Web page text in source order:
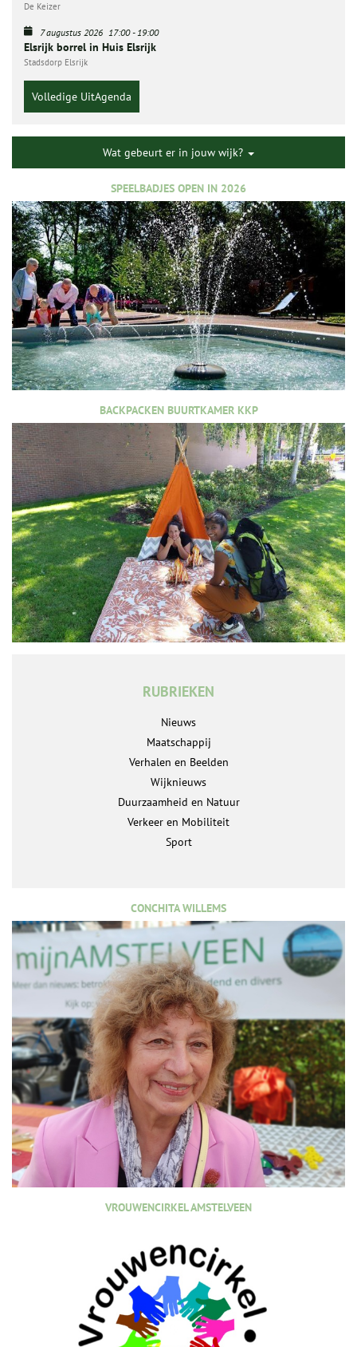
De Keizer
7 augustus 2026 17:00-19:00
Elsrijk borrel in Huis Elsrijk
Stadsdorp Elsrijk
Volledige UitAgenda
Wat gebeurt er in jouw wijk?
SPEELBADJES OPEN IN 2026
BACKPACKEN BUURTKAMER KKP
RUBRIEKEN
Nieuws
Maatschappij
Verhalen en Beelden
Wijknieuws
Duurzaamheid en Natuur
Verkeer en Mobiliteit
Sport
CONCHITA WILLEMS
VROUWENCIRKEL AMSTELVEEN